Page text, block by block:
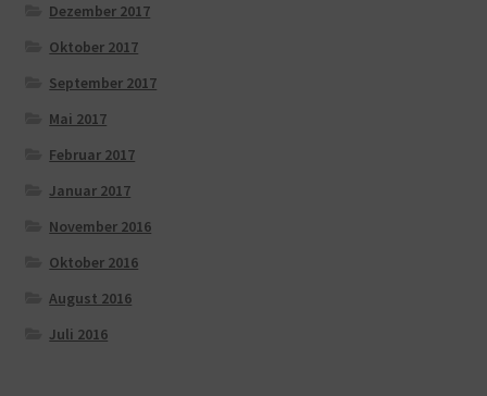
Dezember 2017
Oktober 2017
September 2017
Mai 2017
Februar 2017
Januar 2017
November 2016
Oktober 2016
August 2016
Juli 2016